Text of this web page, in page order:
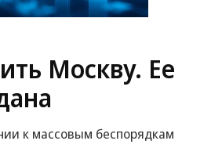
Москву. Ее
к массовым беспорядкам